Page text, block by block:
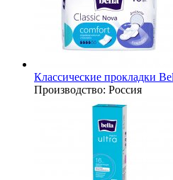
Классические прокладки
Производство: Россия